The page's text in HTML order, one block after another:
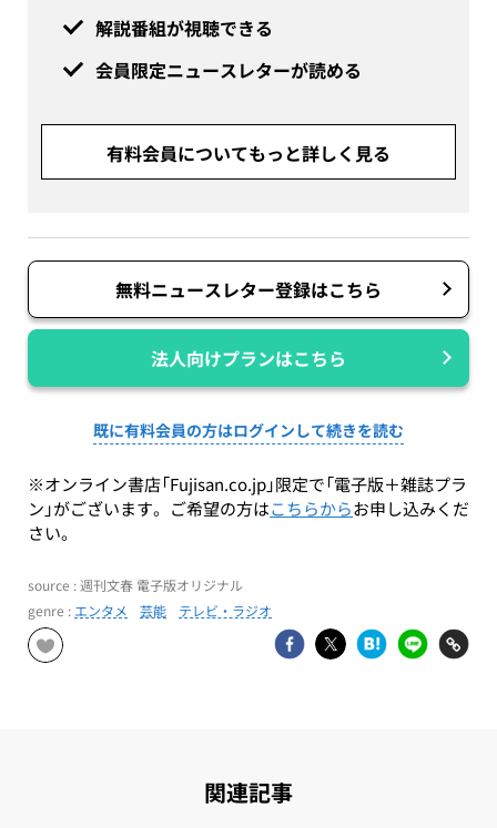
解説番組が視聴できる
会員限定ニュースレターが読める
有料会員についてもっと詳しく見る
無料ニュースレター登録はこちら
法人向けプランはこちら
既に有料会員の方はログインして続きを読む
※オンライン書店「Fujisan.co.jp」限定で「電子版＋雑誌プラ
ン」がございます。ご希望の方はこちらからお申し込みくだ
さい。
source : 週刊文春 電子版オリジナル
genre : エンタメ 芸能 テレビ・ラジオ
関連記事